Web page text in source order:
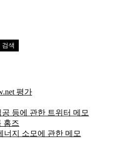
평가
등에 관한 트위터 메모
홈즈
지 소모에 관한 메모